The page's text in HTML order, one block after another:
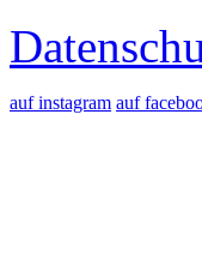
auf instagram auf